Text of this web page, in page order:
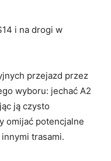
i na drogi w
przejazd przez
wyboru: jechać A2
ją czysto
omijać potencjalne
trasami.